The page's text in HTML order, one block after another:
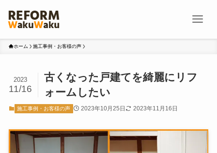
ホーム 施工事例・お客様の声
古くなった戸建てを綺麗にリフ
ォームしたい
2023
11/16
施工事例・お客様の声 2023年10月25日 2023年11月16日